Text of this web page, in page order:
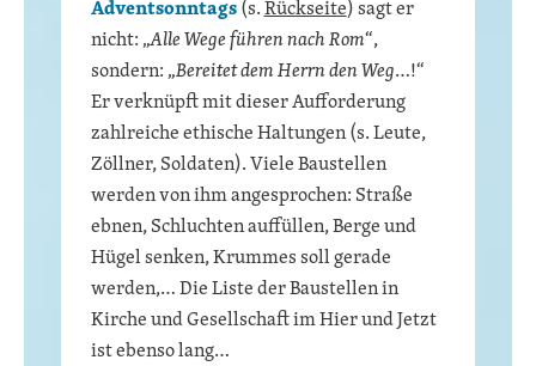
Adventsonntags(s.Rückseite) sagt er
nicht: „Alle Wege führen nach Rom“,
sondern: „Bereitet dem Herrn den Weg…!“
Er verknüpft mit dieser Aufforderung
zahlreiche ethische Haltungen (s. Leute,
Zöllner, Soldaten). Viele Baustellen
werden von ihm angesprochen: Straße
ebnen, Schluchten auffüllen, Berge und
Hügel senken, Krummes soll gerade
werden,… Die Liste der Baustellen in
Kirche und Gesellschaft im Hier und Jetzt
ist ebenso lang…